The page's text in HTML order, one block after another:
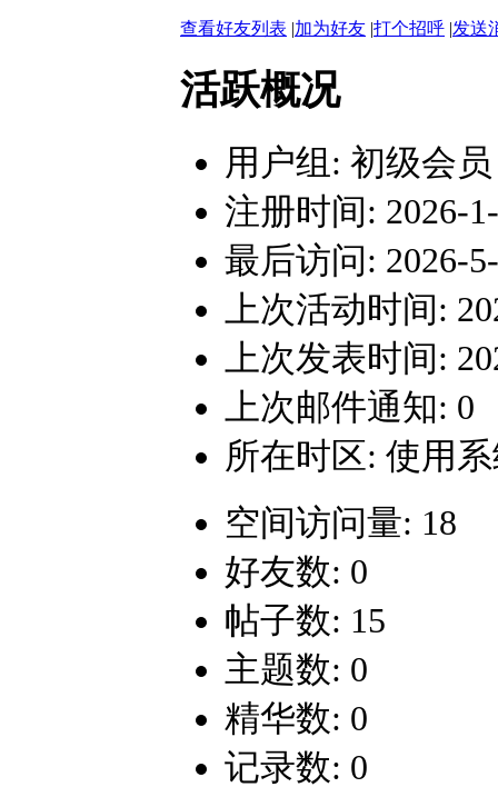
查看好友列表 |加为好友 |打个招呼 |发送
活跃概况
用户组: 初级会员
注册时间: 2026-
最后访问: 2026-
上次活动时间:
上次发表时间:
上次邮件通知: 0
所在时区: 使用
空间访问量: 18
好友数: 0
帖子数: 15
主题数: 0
精华数: 0
记录数: 0